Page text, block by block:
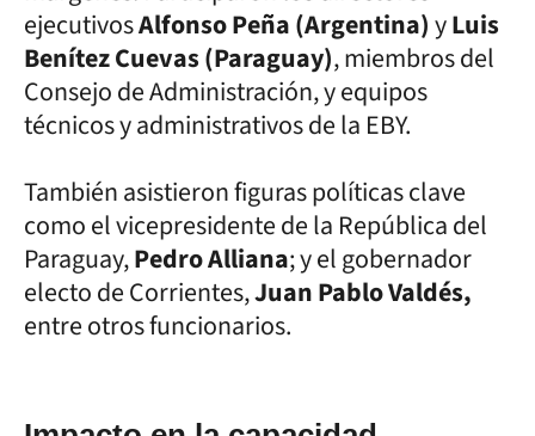
ejecutivosAlfonso Peña (Argentina)yLuis
Benítez Cuevas (Paraguay), miembros del
Consejo de Administración, y equipos
técnicos y administrativos de la EBY.
También asistieron figuras políticas clave
como el vicepresidente de la República del
Paraguay,Pedro Alliana; y el gobernador
electo de Corrientes,Juan Pablo Valdés,
entre otros funcionarios.